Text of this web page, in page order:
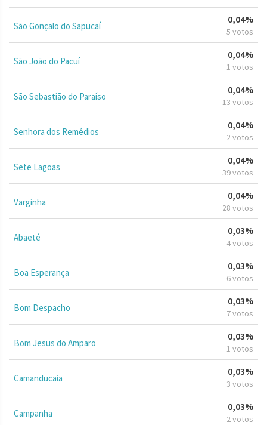
São Gonçalo do Sapucaí
0,04%
5 votos
São João do Pacuí
0,04%
1 votos
São Sebastião do Paraíso
0,04%
13 votos
Senhora dos Remédios
0,04%
2 votos
Sete Lagoas
0,04%
39 votos
Varginha
0,04%
28 votos
Abaeté
0,03%
4 votos
Boa Esperança
0,03%
6 votos
Bom Despacho
0,03%
7 votos
Bom Jesus do Amparo
0,03%
1 votos
Camanducaia
0,03%
3 votos
Campanha
0,03%
2 votos